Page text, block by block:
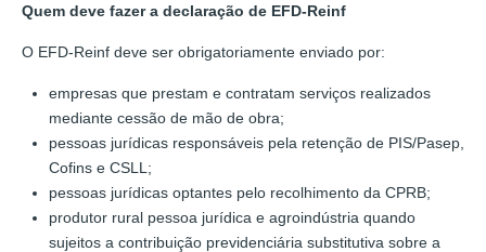
Quem deve fazer a declaração de EFD-Reinf
O EFD-Reinf deve ser obrigatoriamente enviado por:
empresas que prestam e contratam serviços realizados
mediante cessão de mão de obra;
pessoas jurídicas responsáveis pela retenção de PIS/Pasep,
Cofins e CSLL;
pessoas jurídicas optantes pelo recolhimento da CPRB;
produtor rural pessoa jurídica e agroindústria quando
sujeitos a contribuição previdenciária substitutiva sobre a